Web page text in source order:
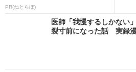
PR(ねとらぼ)
医師「我慢するしかない
裂寸前になった話 実録